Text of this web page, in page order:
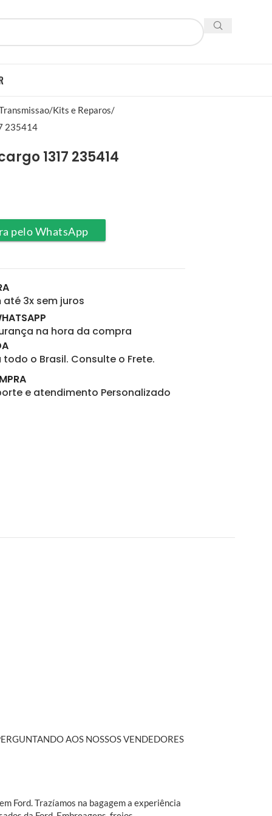
Kits e Reparos
235414
1317 235414
pelo WhatsApp
3x sem juros
na hora da compra
o Brasil. Consulte o Frete.
e atendimento Personalizado
AOS NOSSOS VENDEDORES
Ford. Trazíamos na bagagem a experiência